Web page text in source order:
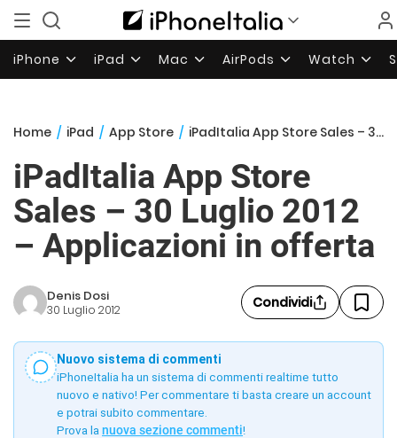
iPhone iPad Mac AirPods Watch
Home / iPad / App Store / iPadItalia App Store Sales – 30 Luglio 2012 – Applicazioni in offerta
iPadItalia App Store
Sales – 30 Luglio 2012
– Applicazioni in offerta
Denis Dosi
30 Luglio 2012 Condividi
Nuovo sistema di commenti
iPhoneItalia ha un sistema di commenti realtime tutto
nuovo e nativo! Per commentare ti basta creare un account
e potrai subito commentare.
Prova la nuova sezione commenti!